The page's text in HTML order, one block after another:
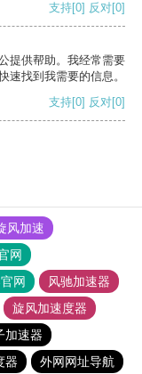
支持[0] 反对[0]
提供帮助。我经常需要
速找到我需要的信息。
支持[0] 反对[0]
风加速
网
网
风驰加速器
旋风加速度器
加速器
器 外网网址导航